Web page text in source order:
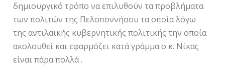
δημιουργικό τρόπο να επιλυθούν τα προβλήματα
των πολιτών της Πελοποννήσου τα οποία λόγω
της αντιλαϊκής κυβερνητικής πολιτικής την οποία
ακολουθεί και εφαρμόζει κατά γράμμα ο κ. Νίκας
είναι πάρα πολλά .